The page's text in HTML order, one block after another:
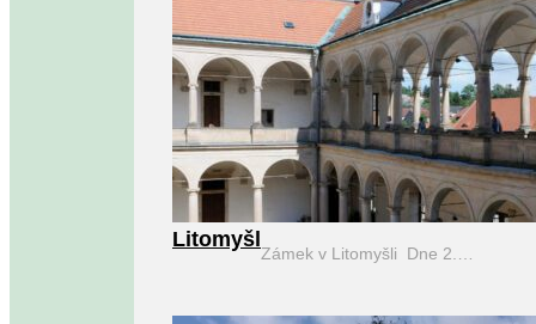
Litomyšl
Zámek v Litomyšli Dne 2.…